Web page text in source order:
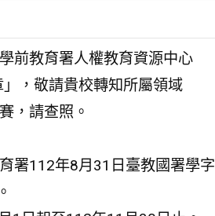
前教育署人權教育資源中心
」，敬請貴校轉知所屬領域
，請查照。
署112年8月31日臺教國署學字